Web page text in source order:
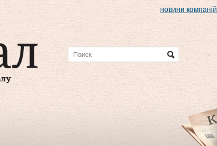
новини компаній